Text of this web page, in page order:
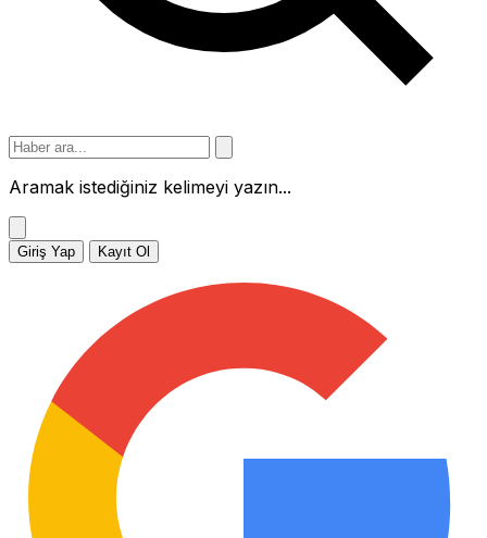
Aramak istediğiniz kelimeyi yazın...
Giriş Yap Kayıt Ol